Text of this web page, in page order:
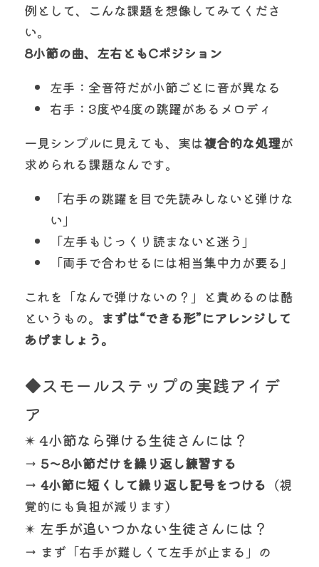
例として、こんな課題を想像してみてくださ
い。
8小節の曲、左右ともCポジション
左手：全音符だが小節ごとに音が異なる
右手：3度や4度の跳躍があるメロディ
一見シンプルに見えても、実は複合的な処理が
求められる課題なんです。
「右手の跳躍を目で先読みしないと弾けな
い」
「左手もじっくり読まないと迷う」
「両手で合わせるには相当集中力が要る」
これを「なんで弾けないの？」と責めるのは酷
というもの。 まずは“できる形”にアレンジして
あげましょう。
◆スモールステップの実践アイデ
ア
✴ 4小節なら弾ける生徒さんには？
→ 5〜8小節だけを繰り返し練習する
→ 4小節に短くして繰り返し記号をつける （視
覚的にも負担が減ります）
✴ 左手が追いつかない生徒さんには？
→ まず「右手が難しくて左手が止まる」の